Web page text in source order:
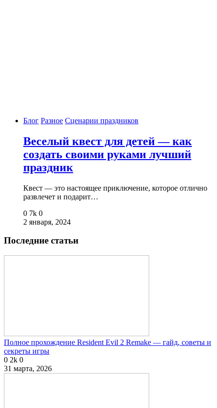
Блог Разное Сценарии праздников
Веселый квест для детей — как
создать своими руками лучший
праздник
Квест — это настоящее приключение, которое отлично
развлечет и подарит…
0 7k 0
2 января, 2024
Последние статьи
Полное прохождение Resident Evil 2 Remake — гайд, советы и
секреты игры
0 2k 0
31 марта, 2026